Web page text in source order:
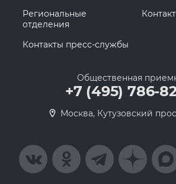
Региональные
отделения
Контакты пресс-службы
Общественная
+7 (495) 786-
Москва, Кутузовский